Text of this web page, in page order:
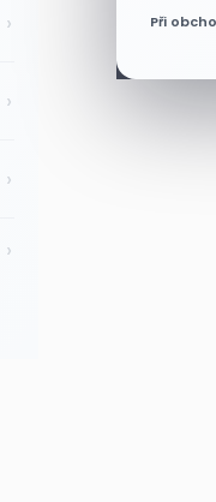
Při
›
›
›
›